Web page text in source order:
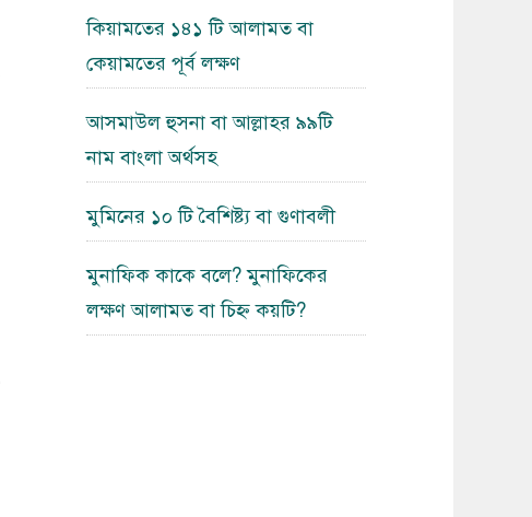
কিয়ামতের ১৪১ টি আলামত বা
কেয়ামতের পূর্ব লক্ষণ
আসমাউল হুসনা বা আল্লাহর ৯৯টি
নাম বাংলা অর্থসহ
মুমিনের ১০ টি বৈশিষ্ট্য বা গুণাবলী
মুনাফিক কাকে বলে? মুনাফিকের
লক্ষণ আলামত বা চিহ্ন কয়টি?